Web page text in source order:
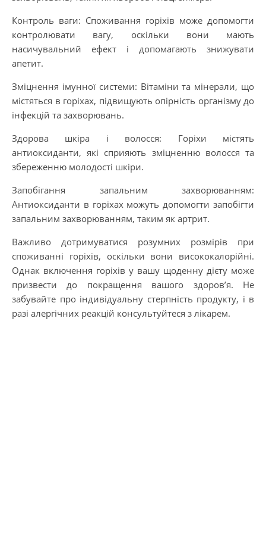
Контроль ваги: Споживання горіхів може допомогти
контролювати вагу, оскільки вони мають
насичувальний ефект і допомагають знижувати
апетит.
Зміцнення імунної системи: Вітаміни та мінерали, що
містяться в горіхах, підвищують опірність організму до
інфекцій та захворювань.
Здорова шкіра і волосся: Горіхи містять
антиоксиданти, які сприяють зміцненню волосся та
збереженню молодості шкіри.
Запобігання запальним захворюванням:
Антиоксиданти в горіхах можуть допомогти запобігти
запальним захворюванням, таким як артрит.
Важливо дотримуватися розумних розмірів при
споживанні горіхів, оскільки вони висококалорійні.
Однак включення горіхів у вашу щоденну дієту може
призвести до покращення вашого здоров’я. Не
забувайте про індивідуальну стерпність продукту, і в
разі алергічних реакцій консультуйтеся з лікарем.